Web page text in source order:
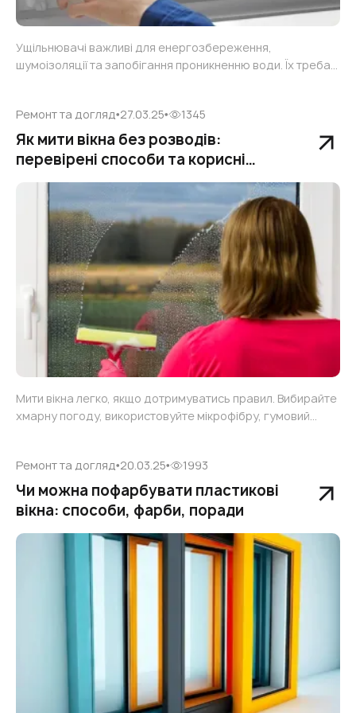
Ущільнювачі важливі для енергозбереження,
шумоізоляції та запобігання проникненню води. Їх треба
рекомендацій, щоб продовжити термін служби вікон.
Ремонт та догляд 27.03.25 1345
Як мити вікна без розводів:
перевірені способи та корисні
поради
Мити вікна легко, якщо дотримуватись правил. Вибирайте
хмарну погоду, використовуйте мікрофібру, гумовий
телескопічна чи магнітна щітка. Дотримуючись порад,
вікна будуть ідеально чистими!
Ремонт та догляд 20.03.25 1993
Чи можна пофарбувати пластикові
вікна: способи, фарби, поради